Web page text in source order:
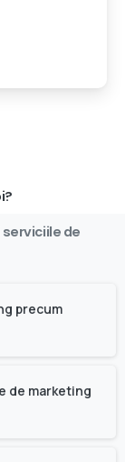
serviciile de
precum
de marketing